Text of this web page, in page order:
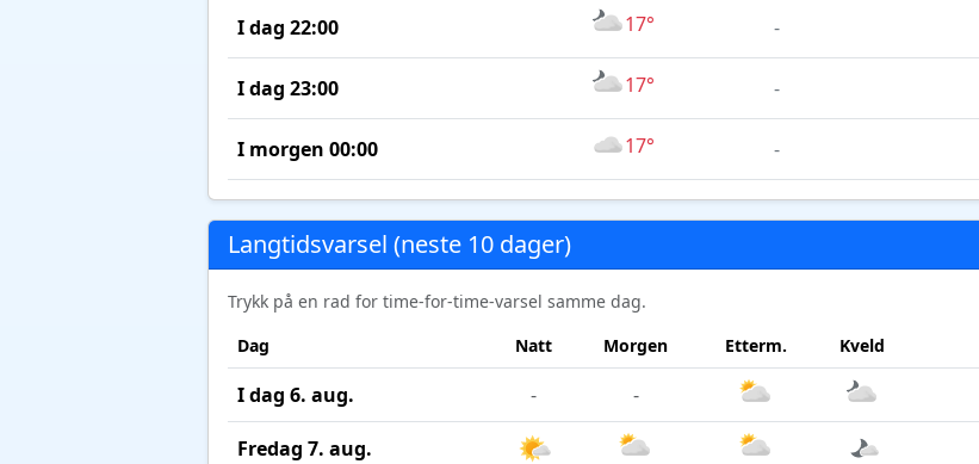
I dag 22:00 17° -
I dag 23:00 17° -
I morgen 00:00 17° -
Langtidsvarsel (neste 10 dager)
Trykk på en rad for time-for-time-varsel samme dag.
Dag
Natt Morgen Etterm. Kveld
I dag 6. aug. - -
Fredag 7. aug.